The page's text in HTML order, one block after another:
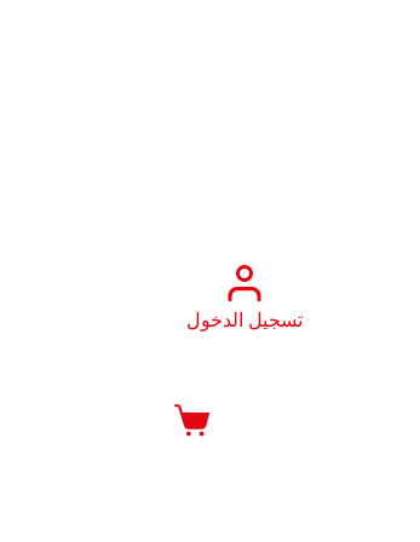
تسجيل الدخول
عربة